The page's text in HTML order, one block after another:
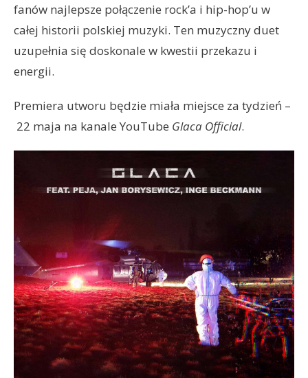
fanów najlepsze połączenie rock’a i hip-hop’u w
całej historii polskiej muzyki. Ten muzyczny duet
uzupełnia się doskonale w kwestii przekazu i
energii.
Premiera utworu będzie miała miejsce za tydzień –
22 maja na kanale YouTube Glaca Official.